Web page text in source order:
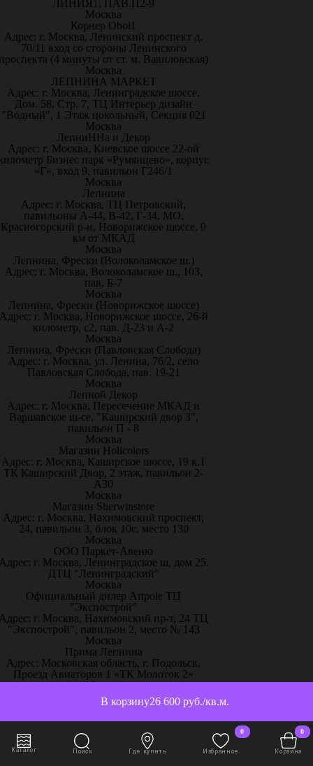
26 600 руб./кв.м.
В корзину
ЛИНИЯ1, ПАВ.П2-9
Москва
Корнер Oboi1
Адрес: г. Москва, Ленинский проспект д.
70/11 вход со стороны Ленинского
(4 минуты от ст. м. Вавиловская)
Москва
ЛЕПНИНА МАРКЕТ
Адрес: г. Москва, Ленинградское шоссе,
Дом. 58, Стр. 7, ТЦ Интерьер дизайн
"Водный", 1 Этаж цокольный, Секция 021
Москва
ЛепниННа и Декор
Адрес: г. Москва, Киевское шоссе 22-ой
Бизнес парк «Румянцево», корпус
«Г», вход 9, павильон Г246/1
Москва
Лепнина
Адрес: г. Москва, ТЦ Петровский,
павильоны А-44, В-42, Г-34. МО,
Красногорский р-н, Новорижское шоссе, 9
км от МКАД
Москва
Лепнина, Фрески (Волоколамское ш.)
Адрес: г. Москва, Волоколамское ш., 103,
пав. Б-7
Москва
Лепнина, Фрески (Новорижское шоссе)
г. Москва, Новорижское шоссе, 26-й
километр, с2, пав. Д-23 и А-2
Москва
Лепнина, Фрески (Павловская Слобода)
Адрес: г. Москва, ул. Ленина, 76/2, село
Павловская Слобода, пав. 19-21
Москва
Лепной Декор
Адрес: г. Москва, Пересечение МКАД и
Варшавское ш-се, "Каширский двор 3",
павильон П - 8
Москва
Магазин Holicolors
Адрес: г. Москва, Каширское шоссе, 19 к.1
ТК Каширский Двор, 2 этаж, павильон 2-
А30
Москва
Магазин Sherwinstore
Адрес: г. Москва, Нахимовский проспект,
24, павильон 3, блок 10с, место 130
Москва
ООО Паркет-Авeню
г. Москва, Ленинградское ш, дом 25.
ДТЦ "Ленинградский"
Москва
Официальный дилер Artpole ТЦ
"Экспострой"
г. Москва, Нахимовский пр-т, 24 ТЦ
"Экспострой", павильон 2, место № 143
Москва
Прима Лепнина
Адрес: Московская область, г. Подольск,
Проезд Авиаторов 1 «ТК Молоток 2»
Москва
Салон TopDecor
Адрес: г. Москва, ул. Олеко Дундича 25
Москва
Салон «ARTDECOR»
Адрес: г. Москва, улица Большая Ордынка
Каталог Поиск Где купить
0
Избранное
0
Корзина